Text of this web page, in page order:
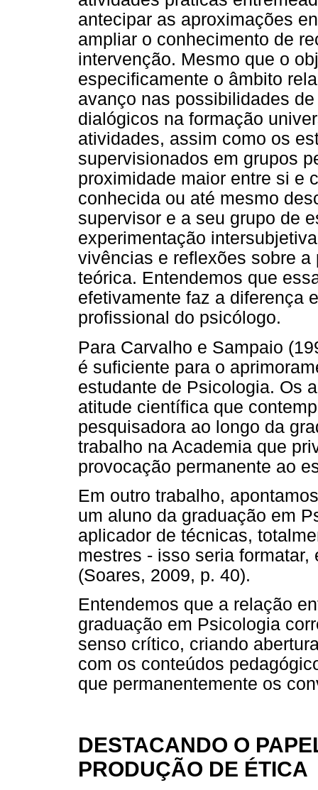
antecipar as aproximações
ampliar o conhecimento de
intervenção. Mesmo que o
especificamente o âmbito
avanço nas possibilidades
dialógicos na formação
atividades, assim como os
supervisionados em grupos
proximidade maior entre si e
conhecida ou até mesmo
supervisor e a seu grupo de
experimentação
vivências e reflexões sobre
teórica. Entendemos que
efetivamente faz a diferença
profissional do psicólogo.
Para Carvalho e Sampaio
é suficiente para o
estudante de Psicologia. Os
atitude científica que
pesquisadora ao longo da
trabalho na Academia que
provocação permanente ao
Em outro trabalho,
um aluno da graduação em
aplicador de técnicas,
mestres - isso seria
(Soares, 2009, p. 40).
Entendemos que a relação
graduação em Psicologia
senso crítico, criando
com os conteúdos
que permanentemente os
DESTACANDO O
PRODUÇÃO DE ÉTICA